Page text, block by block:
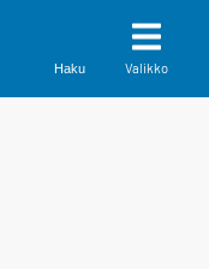
Haku Valikko